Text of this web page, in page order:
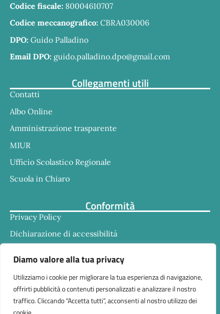
Diamo valore alla tua privacy
Utilizziamo i cookie per migliorare la tua esperienza di navigazione,
offrirti pubblicità o contenuti personalizzati e analizzare il nostro
traffico. Cliccando “Accetta tutti”, acconsenti al nostro utilizzo dei
Codice fiscale: 80004610707
Codice meccanografico: CBRA030006
DPO: Guido Palladino
Email DPO: guido.palladino.dpo@gmail.com
Collegamenti utili
Contatti
Albo Online
Amministrazione trasparente
MIUR
Ufficio Scolastico Regionale
Scuola in Chiaro
Conformità
Privacy Policy
Dichiarazione di accessibilità